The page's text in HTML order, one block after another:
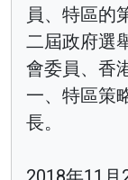
員、特區的
二屆政府選
會委員、香
一、特區策
長。